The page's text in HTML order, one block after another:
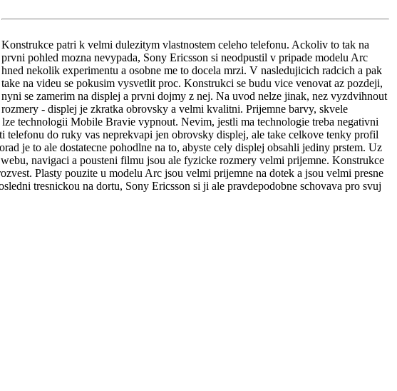
Konstrukce patri k velmi dulezitym vlastnostem celeho telefonu. Ackoliv to tak na
prvni pohled mozna nevypada, Sony Ericsson si neodpustil v pripade modelu Arc
hned nekolik experimentu a osobne me to docela mrzi. V nasledujicich radcich a pak
take na videu se pokusim vysvetlit proc. Konstrukci se budu vice venovat az pozdeji,
nyni se zamerim na displej a prvni dojmy z nej. Na uvod nelze jinak, nez vyzdvihnout
rozmery - displej je zkratka obrovsky a velmi kvalitni. Prijemne barvy, skvele
technologii Mobile Bravie vypnout. Nevim, jestli ma technologie treba negativni
do ruky vas neprekvapi jen obrovsky displej, ale take celkove tenky profil
je to ale dostatecne pohodlne na to, abyste cely displej obsahli jediny prstem. Uz
navigaci a pousteni filmu jsou ale fyzicke rozmery velmi prijemne. Konstrukce
Plasty pouzite u modelu Arc jsou velmi prijemne na dotek a jsou velmi presne
tresnickou na dortu, Sony Ericsson si ji ale pravdepodobne schovava pro svuj